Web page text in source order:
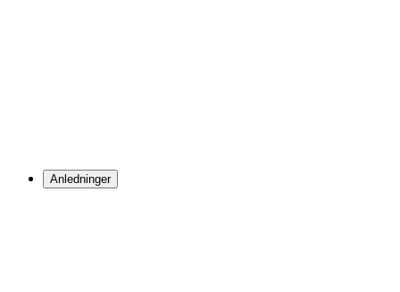
Anledninger